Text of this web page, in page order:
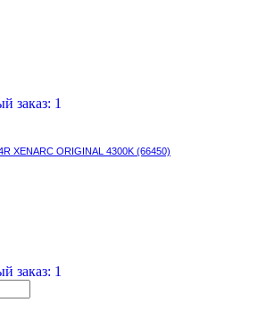
заказ: 1
XENARC ORIGINAL 4300K (66450)
заказ: 1